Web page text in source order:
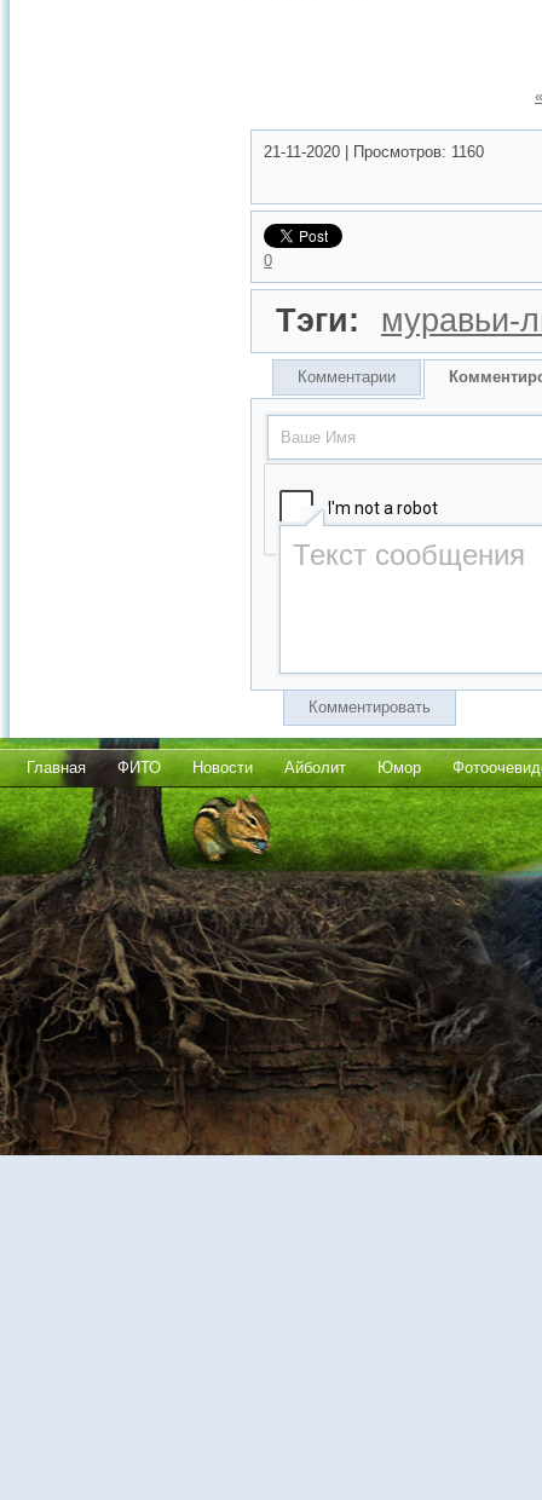
21-11-2020 Просмотров: 1160
0
Тэги: муравьи-
Комментарии
Комментировать
Главная ФИТО Новости Айболит Юмор